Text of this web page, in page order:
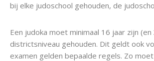
bij elke judoschool gehouden, de
Een judoka moet minimaal 16 jaar zijn
districtsniveau gehouden. Dit geldt ook
examen gelden bepaalde regels. Zo